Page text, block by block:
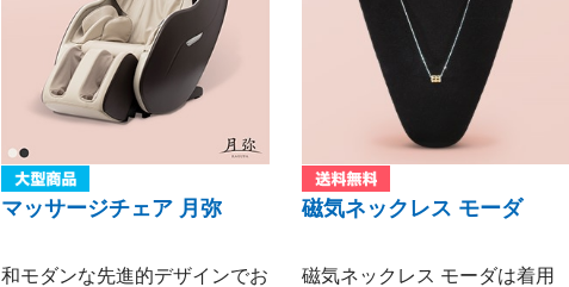
マッサージチェア 月弥
和モダンな先進的デザインでお
磁気ネックレス モーダ
磁気ネックレス モーダは着用